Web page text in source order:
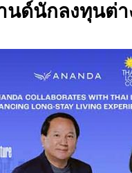
นด์นักลงทุนต่